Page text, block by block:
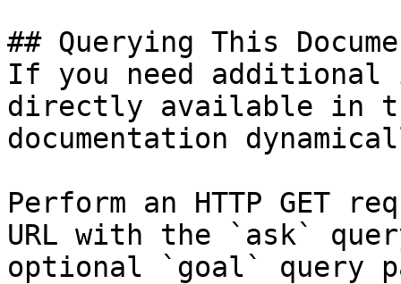
## Querying This
If you need
directly available in
documentation
Perform an HTTP GET
URL with the `ask`
optional `goal` query